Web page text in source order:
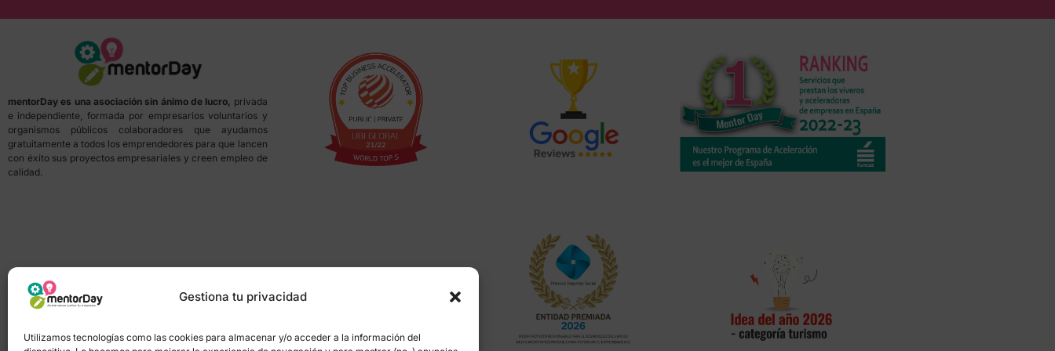
Gestiona tu privacidad
Utilizamos tecnologías como las cookies para almacenar y/o acceder a la información del
mentorDay es una asociación sin ánimo de lucro, privada
e independiente, formada por empresarios voluntarios y
organismos públicos colaboradores que ayudamos
gratuitamente a todos los emprendedores para que lancen
con éxito sus proyectos empresariales y creen empleo de
calidad.